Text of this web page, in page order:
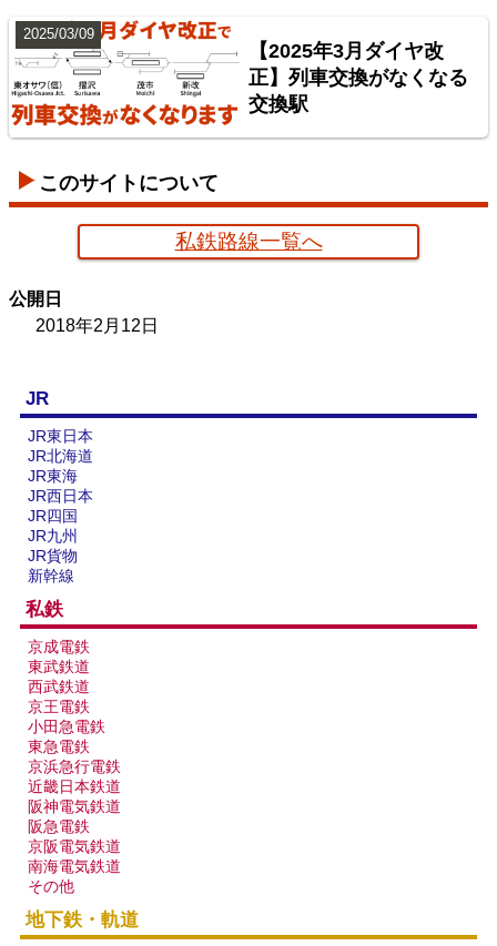
楽天市場 書泉
【2025年3月ダイヤ改
正】列車交換がなくなる
交換駅
2025/03/09
このサイトについて
私鉄路線一覧へ
公開日
2018年2月12日
JR
JR東日本
JR北海道
JR東海
JR西日本
JR四国
JR九州
JR貨物
新幹線
私鉄
京成電鉄
東武鉄道
西武鉄道
京王電鉄
小田急電鉄
東急電鉄
京浜急行電鉄
近畿日本鉄道
阪神電気鉄道
阪急電鉄
京阪電気鉄道
南海電気鉄道
その他
地下鉄・軌道